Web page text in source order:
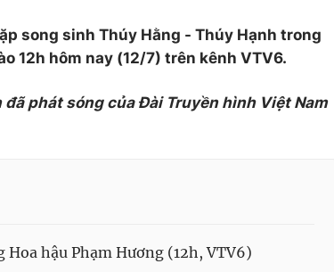
song sinh Thúy Hằng - Thúy Hạnh trong
12h hôm nay (12/7) trên kênh VTV6.
phát sóng của Đài Truyền hình Việt Nam
hậu Phạm Hương (12h, VTV6)